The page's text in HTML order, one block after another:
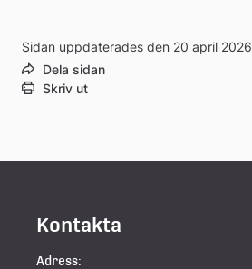
Sidan uppdaterades den 20 april 2026
Dela sidan
Skriv ut
Kontakta
Adress: